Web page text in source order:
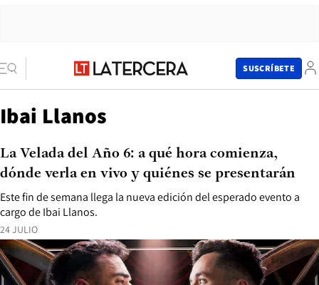
SUSCRÍBETE
Ibai Llanos
24 JULIO
Este fin de semana llega la nueva edición del esperado evento a
cargo de Ibai Llanos.
La Velada del Año 6: a qué hora comienza,
dónde verla en vivo y quiénes se presentarán